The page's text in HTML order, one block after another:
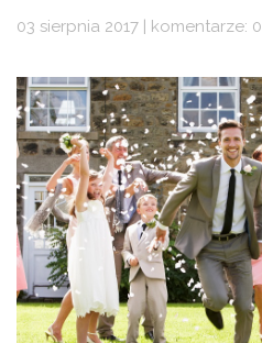
03 sierpnia 2017 | komentarze: 0